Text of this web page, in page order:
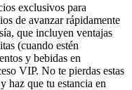
exclusivos para
de avanzar rápidamente
que incluyen ventajas
(cuando estén
y bebidas en
VIP. No te pierdas estas
haz que tu estancia en